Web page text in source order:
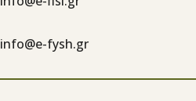
info@e-fysh.gr